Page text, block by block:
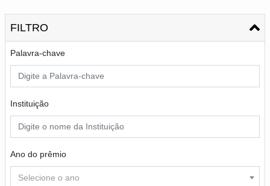
FILTRO
Palavra-chave
Instituição
Ano do prêmio
Selecione o ano